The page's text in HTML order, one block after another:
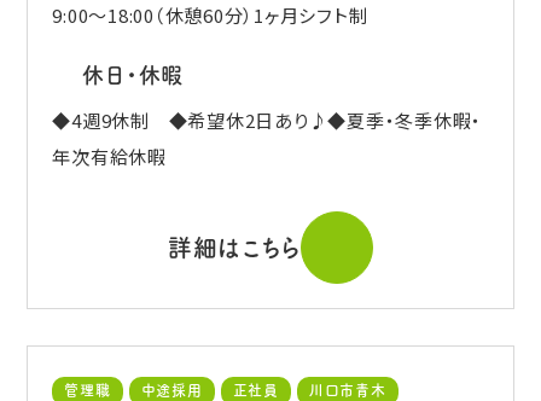
9:00～18:00（休憩60分）1ヶ月シフト制
休日・休暇
◆4週9休制 ◆希望休2日あり♪◆夏季・冬季休暇・
年次有給休暇
詳細はこちら
管理職 中途採用 正社員 川口市青木